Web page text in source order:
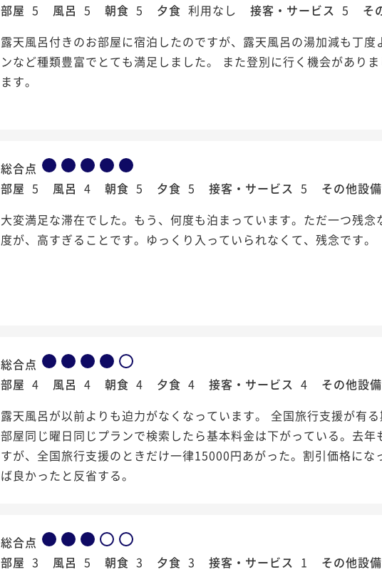
部屋 5 風呂 5 朝食 5 夕食 利用なし 接客・サービス 5 そ
露天風呂付きのお部屋に宿泊したのですが、露天風呂の湯加減も丁
ンなど種類豊富でとても満足しました。 また登別に行く機会があり
ます。
総合点
部屋 5 風呂 4 朝食 5 夕食 5 接客・サービス 5 その他設備
大変満足な滞在でした。もう、何度も泊まっています。ただ一つ残
度が、高すぎることです。ゆっくり入っていられなくて、残念です。
総合点
部屋 4 風呂 4 朝食 4 夕食 4 接客・サービス 4 その他設備
露天風呂が以前よりも迫力がなくなっています。 全国旅行支援が有
部屋同じ曜日同じプランで検索したら基本料金は下がっている。去
すが、全国旅行支援のときだけ一律15000円あがった。割引価格に
ば良かったと反省する。
総合点
部屋 3 風呂 5 朝食 3 夕食 3 接客・サービス 1 その他設備